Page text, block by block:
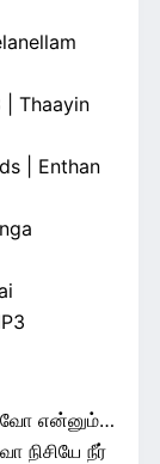
| Thaayin
| Enthan
என்னும்…
நிசியே நீர்